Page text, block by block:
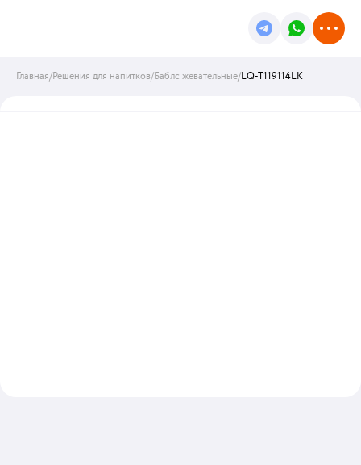
Главная/Решения для напитков/Баблс жевательные/LQ-T119114LK